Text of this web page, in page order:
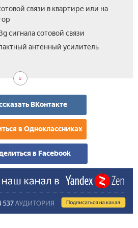
связи в квартире или на
сигнала сотовой связи
антенный усилитель
ВКонтакте
в Одноклассниках
в Facebook